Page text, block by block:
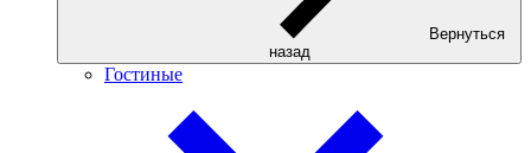
Вернуться
назад
Гостиные